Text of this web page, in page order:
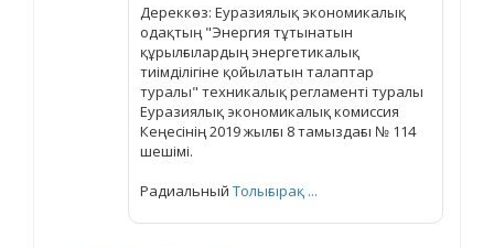
Дереккөз: Еуразиялық экономикалық
одақтың "Энергия тұтынатын
құрылғылардың энергетикалық
тиімділігіне қойылатын талаптар
туралы" техникалық регламенті туралы
Еуразиялық экономикалық комиссия
Кеңесінің 2019 жылғы 8 тамыздағы № 114
шешімі.
Радиальный Толығырақ ...